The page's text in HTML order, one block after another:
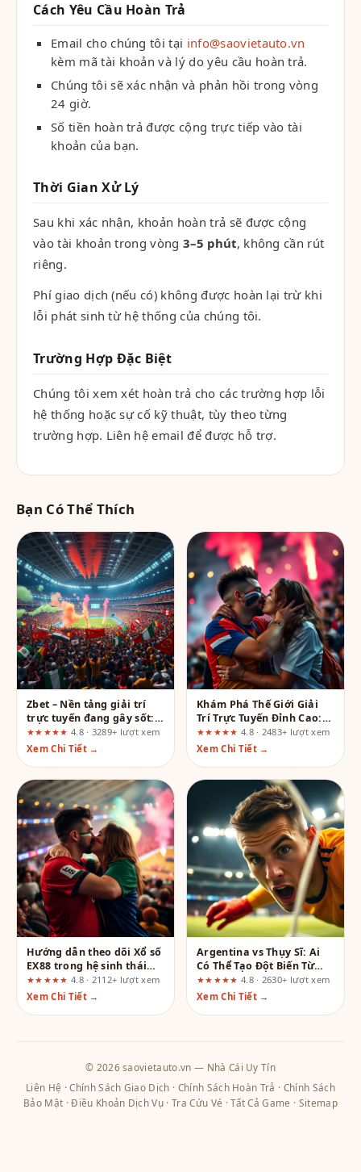
Cách Yêu Cầu Hoàn Trả
Email cho chúng tôi tại info@saovietauto.vn
kèm mã tài khoản và lý do yêu cầu hoàn trả.
Chúng tôi sẽ xác nhận và phản hồi trong vòng
24 giờ.
Số tiền hoàn trả được cộng trực tiếp vào tài
khoản của bạn.
Thời Gian Xử Lý
Sau khi xác nhận, khoản hoàn trả sẽ được cộng
vào tài khoản trong vòng3–5 phút, không cần rút
riêng.
Phí giao dịch (nếu có) không được hoàn lại trừ khi
lỗi phát sinh từ hệ thống của chúng tôi.
Trường Hợp Đặc Biệt
Chúng tôi xem xét hoàn trả cho các trường hợp lỗi
hệ thống hoặc sự cố kỹ thuật, tùy theo từng
trường hợp. Liên hệ email để được hỗ trợ.
Bạn Có Thể Thích
Zbet – Nền tảng giải trí
trực tuyến đang gây sốt:
Có gì hot?
★★★★★ 4.8 · 3289+ lượt xem
Xem Chi Tiết →
Khám Phá Thế Giới Giải
Trí Trực Tuyến Đỉnh Cao:
Tại Sao Bạn Nên Ghé
Thăm Ngay?
★★★★★ 4.8 · 2483+ lượt xem
Xem Chi Tiết →
Hướng dẫn theo dõi Xổ số
EX88 trong hệ sinh thái
casino
★★★★★ 4.8 · 2112+ lượt xem
Xem Chi Tiết →
Argentina vs Thụy Sĩ: Ai
Có Thể Tạo Đột Biến Từ
Tình Huống Cố Định?
★★★★★ 4.8 · 2630+ lượt xem
Xem Chi Tiết →
© 2026 saovietauto.vn — Nhà Cái Uy Tín
Liên Hệ ·Chính Sách Giao Dịch · Chính Sách Hoàn Trả · Chính Sách
Bảo Mật ·Điều Khoản Dịch Vụ ·Tra Cứu Vé ·Tất Cả Game · Sitemap